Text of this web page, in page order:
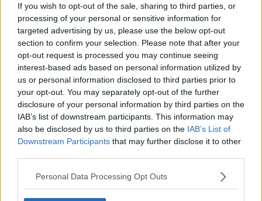
If you wish to opt-out of the sale, sharing to third parties, or
processing of your personal or sensitive information for
targeted advertising by us, please use the below opt-out
section to confirm your selection. Please note that after your
opt-out request is processed you may continue seeing
interest-based ads based on personal information utilized by
us or personal information disclosed to third parties prior to
your opt-out. You may separately opt-out of the further
disclosure of your personal information by third parties on the
IAB’s list of downstream participants. This information may
also be disclosed by us to third parties on the IAB’s List of
Downstream Participants that may further disclose it to other
Personal Data Processing Opt Outs
arriva anche la gioia personale per Sciacca, che bagna l'esordio in
nerazzurro con il gol del 6-0, nato da un preciso lancio diCasapieri
e finalizzato dopo essersi liberato della marcatura. Nella ripresa il
Portsmouth prova a reagire trascinato daSikinha, autore di un
poker personale. Dopo il primo gol inglese, Hulk realizza dal
dischetto, mentre Chiky Ardil sale in cattedra segnando due reti:
una su calcio di punizione e una dopo un recupero palla nella metà
campo avversaria. L'ultimo tempo si apre ancora nel segno di Hulk,
che va a bersaglio due volte su calcio piazzato. Nel mezzo arriva
anche la tripletta di Chiky, bravo a finalizzare una bella
combinazione con Luca Remedi e David Ardil. Sikinha rende meno
pesante il passivo con altre due reti, una dalla distanza e una su
conti sugli sviluppi di una rimessa laterale.
Il successo permette al Lenergy Pisa BS di iniziare nel migliore
dei modi il triangolare che comprende Portsmouth BSC e